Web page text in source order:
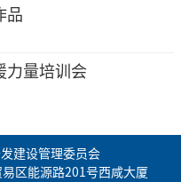
品
力量培训会
建设管理委员会
区能源路201号西咸大厦